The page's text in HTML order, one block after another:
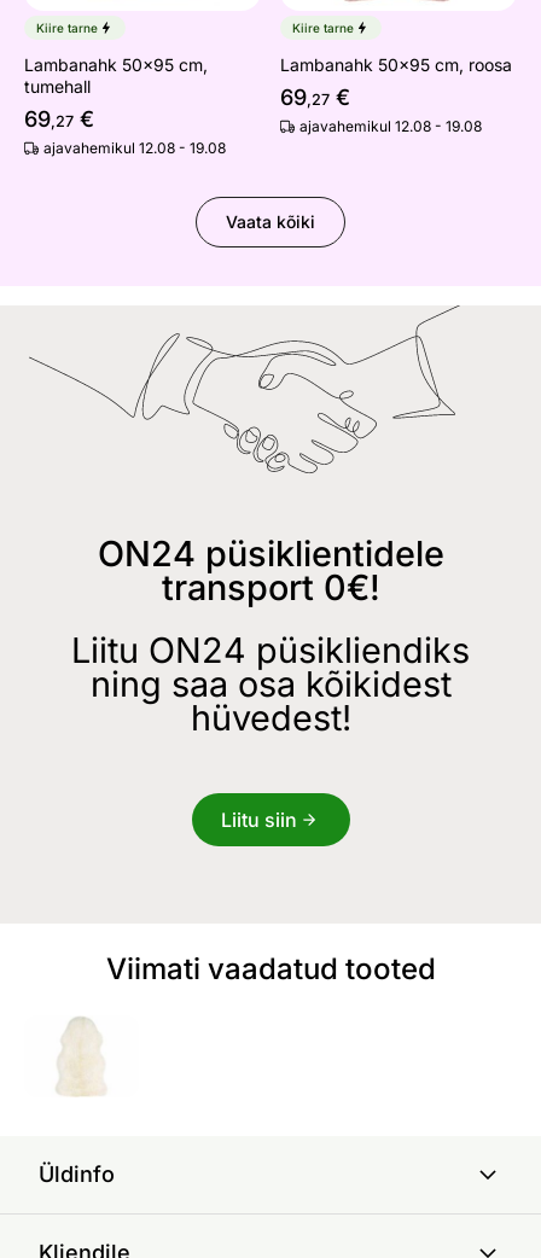
Kiire tarne
Lambanahk 50x95 cm,
tumehall
69,27 €
ajavahemikul 12.08 - 19.08
Kiire tarne
Lambanahk 50x95 cm, roosa
69,27 €
ajavahemikul 12.08 - 19.08
Vaata kõiki
ON24 püsiklientidele
transport 0€!
Liitu ON24 püsikliendiks
ning saa osa kõikidest
hüvedest!
Liitu siin
Viimati vaadatud tooted
Üldinfo
Kliendile